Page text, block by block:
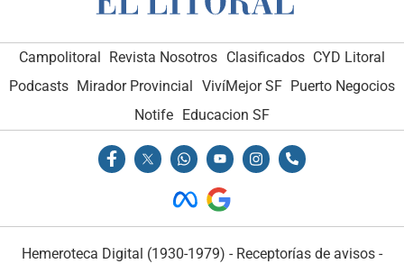
Campolitoral Revista Nosotros Clasificados CYD Litoral
Podcasts Mirador Provincial VivíMejor SF Puerto Negocios
Notife
Educacion SF
Hemeroteca Digital (1930-1979) - Receptorías de avisos -